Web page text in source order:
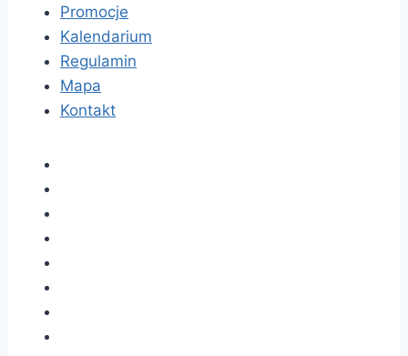
Promocje
Kalendarium
Regulamin
Mapa
Kontakt